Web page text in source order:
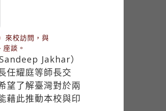
來校訪問，與
談。
Jakhar）
任耀庭等師長交
望了解臺灣對於兩
藉此推動本校與印